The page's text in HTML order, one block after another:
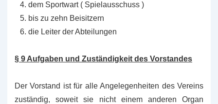
dem Sportwart ( Spielausschuss )
bis zu zehn Beisitzern
die Leiter der Abteilungen
§ 9 Aufgaben und Zuständigkeit des Vorstandes
Der Vorstand ist für alle Angelegenheiten des Vereins
zuständig, soweit sie nicht einem anderen Organ